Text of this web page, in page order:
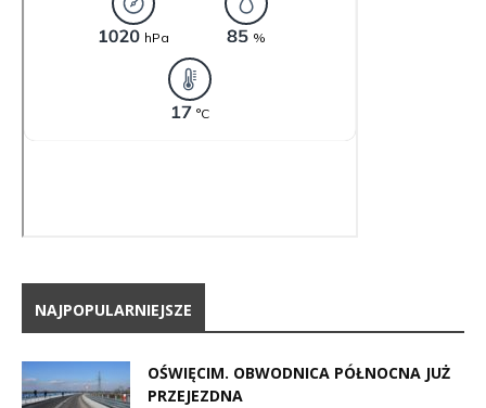
NAJPOPULARNIEJSZE
OŚWIĘCIM. OBWODNICA PÓŁNOCNA JUŻ
PRZEJEZDNA